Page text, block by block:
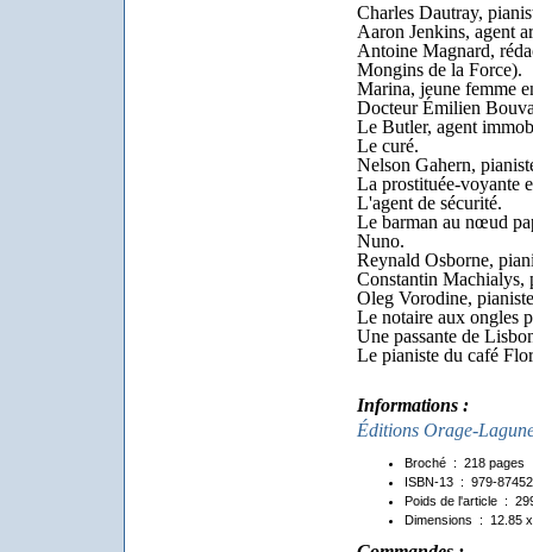
Charles Dautray,
Aaron Jenkins, agent
Antoine Magnard,
Mongins de la Force).
Marina, jeune femme
Docteur Émilien
Le Butler, agent
Le curé.
Nelson Gahern,
La prostituée-voyante
L'agent de sécurité.
Le barman au nœud
Nuno.
Reynald Osborne,
Constantin Machialys,
Oleg Vorodine,
Le notaire aux ongles
Une passante de
Le pianiste du café
Informations :
Éditions Orage-
Broché ‏ : ‎ 218 pages
ISBN-13 ‏ : ‎ 979-
Poids de l'article ‏ : ‎
Dimensions ‏ : ‎
12.85